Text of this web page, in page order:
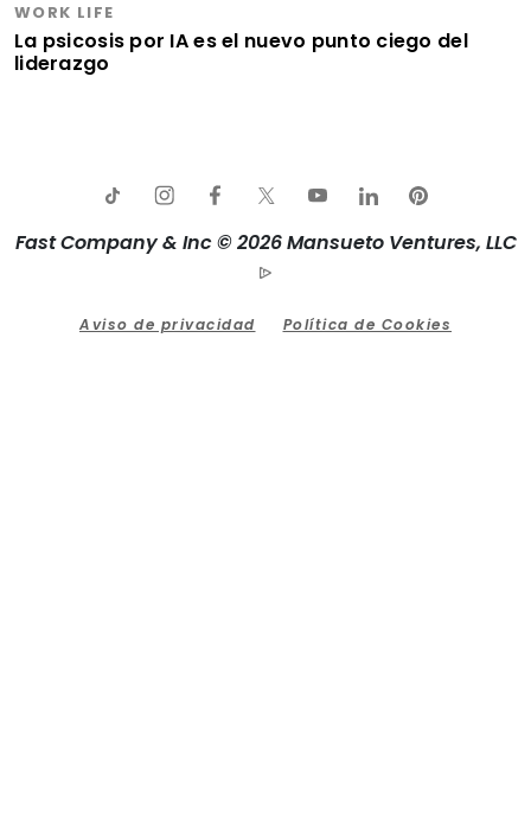
WORK LIFE
La psicosis por IA es el nuevo punto ciego del
liderazgo
Fast Company & Inc © 2026 Mansueto Ventures, LLC
Aviso de privacidad Política de Cookies